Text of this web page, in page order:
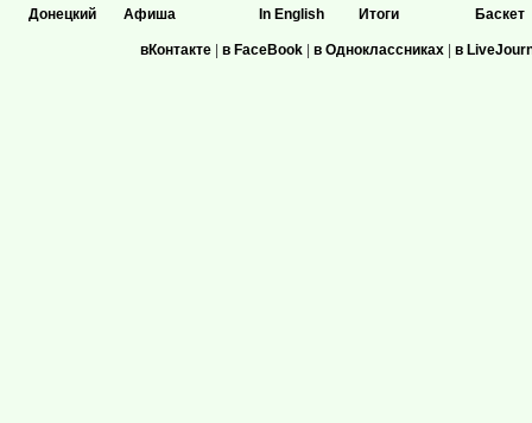
Донецкий
Афиша
In English
Итоги
Баскет
вКонтакте | в FaceBook | в Одноклассниках | в